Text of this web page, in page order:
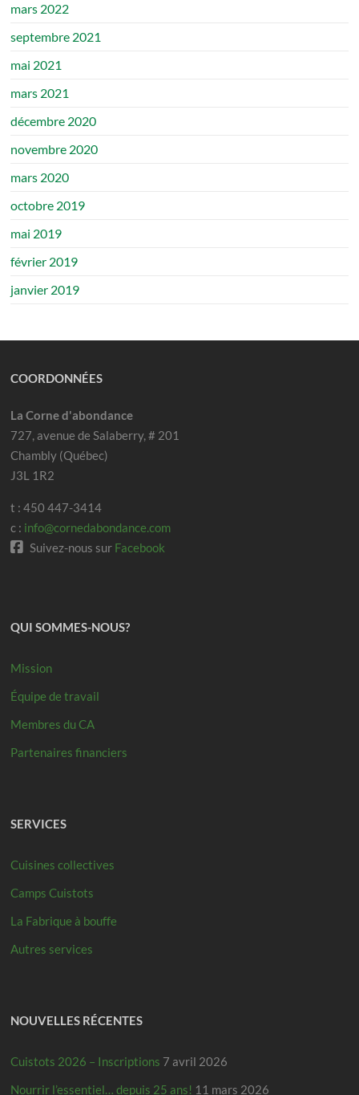
mars 2022
septembre 2021
mai 2021
mars 2021
décembre 2020
novembre 2020
mars 2020
octobre 2019
mai 2019
février 2019
janvier 2019
COORDONNÉES
La Corne d'abondance
727, avenue de Salaberry, # 201
Chambly (Québec)
J3L 1R2
t : 450 447-3414
c : info@cornedabondance.com
Suivez-nous sur Facebook
QUI SOMMES-NOUS?
Mission
Équipe de travail
Membres du CA
Partenaires financiers
SERVICES
Cuisines collectives
Camps Cuistots
La Fabrique à bouffe
Autres services
NOUVELLES RÉCENTES
Cuistots 2026 – Inscriptions 7 avril 2026
Nourrir l’essentiel… depuis 25 ans! 11 mars 2026